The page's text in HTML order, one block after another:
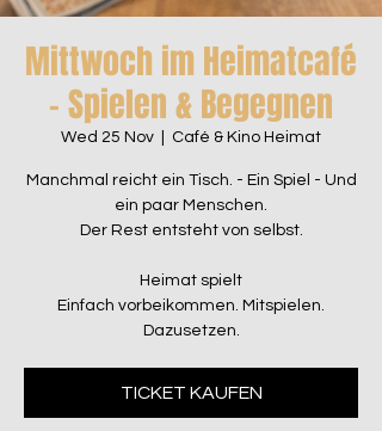
Mittwoch im Heimatcafé
– Spielen & Begegnen
Wed 25 Nov Café & Kino Heimat
Manchmal reicht ein Tisch. - Ein Spiel - Und
ein paar Menschen.
Der Rest entsteht von selbst.
Heimat spielt
Einfach vorbeikommen. Mitspielen.
Dazusetzen.
TICKET KAUFEN